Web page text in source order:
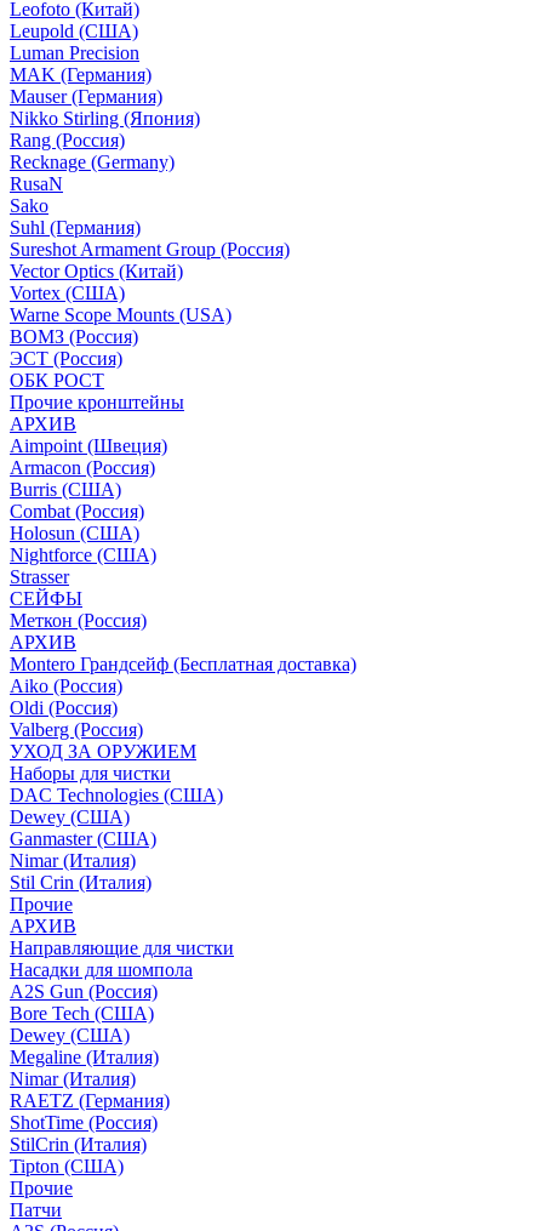
Leofoto (Китай)
Leupold (США)
Luman Precision
MAK (Германия)
Mauser (Германия)
Nikko Stirling (Япония)
Rang (Россия)
Recknage (Germany)
RusaN
Sako
Suhl (Германия)
Sureshot Armament Group (Россия)
Vector Optics (Китай)
Vortex (США)
Warne Scope Mounts (USA)
ВОМЗ (Россия)
ЭСТ (Россия)
ОБК РОСТ
Прочие кронштейны
АРХИВ
Aimpoint (Швеция)
Armacon (Россия)
Burris (США)
Combat (Россия)
Holosun (США)
Nightforce (США)
Strasser
СЕЙФЫ
Меткон (Россия)
АРХИВ
Montero Грандсейф (Бесплатная доставка)
Aiko (Россия)
Oldi (Россия)
Valberg (Россия)
УХОД ЗА ОРУЖИЕМ
Наборы для чистки
DAC Technologies (США)
Dewey (США)
Ganmaster (США)
Nimar (Италия)
Stil Crin (Италия)
Прочие
АРХИВ
Направляющие для чистки
Насадки для шомпола
A2S Gun (Россия)
Bore Tech (США)
Dewey (США)
Megaline (Италия)
Nimar (Италия)
RAETZ (Германия)
ShotTime (Россия)
StilCrin (Италия)
Tipton (США)
Прочие
Патчи